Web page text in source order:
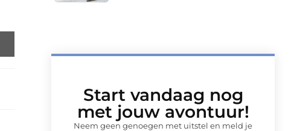
Start vandaag nog
met jouw avontuur!
Neem geen genoegen met uitstel en meld je